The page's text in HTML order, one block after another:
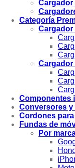
Cargador
Categoría
Cargador
Cargador
Componentes
Conversores
Cordones
Fundas de
Por